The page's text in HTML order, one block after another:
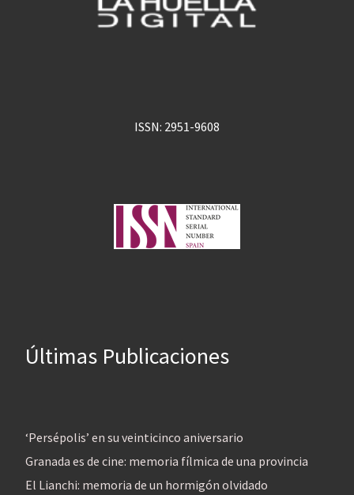
ISSN: 2951-9608
Últimas Publicaciones
‘Persépolis’ en su veinticinco aniversario
Granada es de cine: memoria fílmica de una provincia
El Lianchi: memoria de un hormigón olvidado